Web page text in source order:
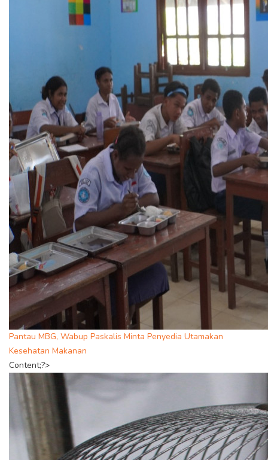
Pantau MBG, Wabup Paskalis Minta Penyedia Utamakan
Kesehatan Makanan
Content;?>